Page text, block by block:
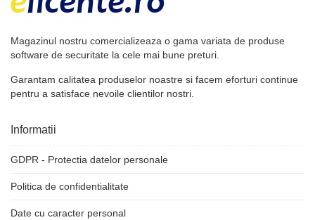
Magazinul nostru comercializeaza o gama variata de produse
software de securitate la cele mai bune preturi.
Garantam calitatea produselor noastre si facem eforturi continue
pentru a satisface nevoile clientilor nostri.
Informatii
GDPR - Protectia datelor personale
Politica de confidentialitate
Date cu caracter personal